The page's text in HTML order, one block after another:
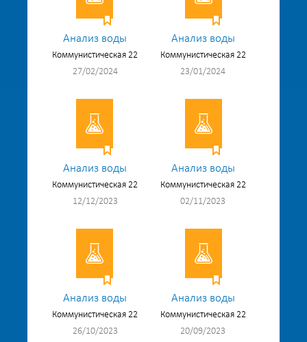
Анализ воды
Коммунистическая 22
27/02/2024
Анализ воды
Коммунистическая 22
23/01/2024
Анализ воды
Коммунистическая 22
12/12/2023
Анализ воды
Коммунистическая 22
02/11/2023
Анализ воды
Коммунистическая 22
26/10/2023
Анализ воды
Коммунистическая 22
20/09/2023